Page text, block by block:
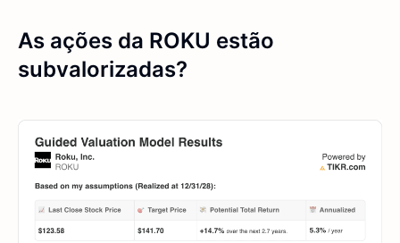
As ações da ROKU estão
subvalorizadas?